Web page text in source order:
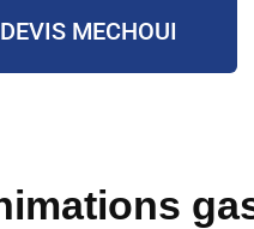
DEVIS MECHOUI